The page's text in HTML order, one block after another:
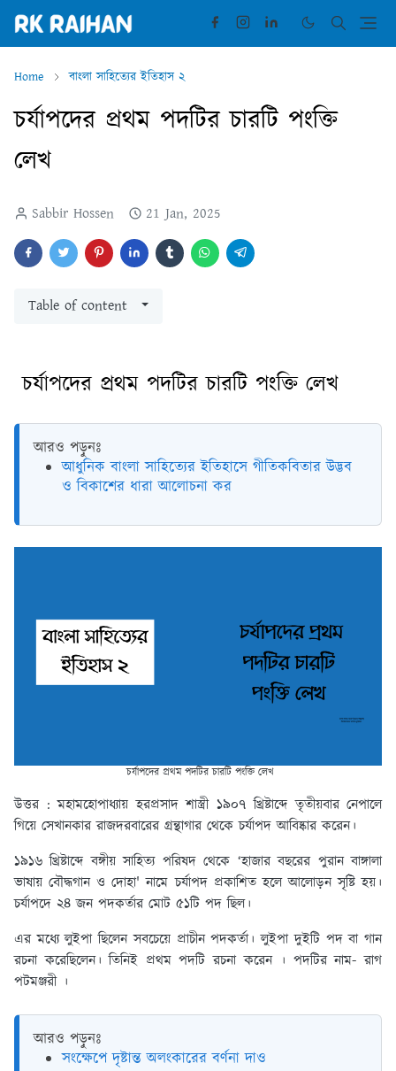
Home বাংলা সাহিত্যের ইতিহাস ২
চর্যাপদের প্রথম পদটির চারটি পংক্তি
লেখ
Sabbir Hossen 21 Jan, 2025
Table of content
চর্যাপদের প্রথম পদটির চারটি পংক্তি লেখ
আরও পড়ুনঃ
আধুনিক বাংলা সাহিত্যের ইতিহাসে গীতিকবিতার উদ্ভব
ও বিকাশের ধারা আলোচনা কর
চর্যাপদের প্রথম পদটির চারটি পংক্তি লেখ
উত্তর :মহামহোপাধ্যায় হরপ্রসাদ শাস্ত্রী ১৯০৭ খ্রিষ্টাব্দে তৃতীয়বার নেপালে
গিয়ে সেখানকার রাজদরবারের গ্রন্থাগার থেকে চর্যাপদ আবিষ্কার করেন।
১৯১৬ খ্রিষ্টাব্দে বঙ্গীয় সাহিত্য পরিষদ থেকে ‘হাজার বছরের পুরান বাঙ্গালা
ভাষায় বৌদ্ধগান ও দোহা' নামে চর্যাপদ প্রকাশিত হলে আলোড়ন সৃষ্টি হয়।
চর্যাপদে ২৪ জন পদকর্তার মোট ৫১টি পদ ছিল।
এর মধ্যে লুইপা ছিলেন সবচেয়ে প্রাচীন পদকর্তা। লুইপা দুইটি পদ বা গান
রচনা করেছিলেন। তিনিই প্রথম পদটি রচনা করেন । পদটির নাম- রাগ
পটমঞ্জরী ।
আরও পড়ুনঃ
সংক্ষেপে দৃষ্টান্ত অলংকারের বর্ণনা দাও